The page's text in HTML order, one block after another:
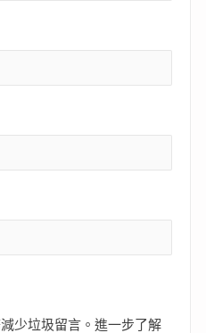
少垃圾留言。 進一步了解